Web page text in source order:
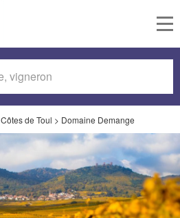
Côtes de Toul > Domaine Demange